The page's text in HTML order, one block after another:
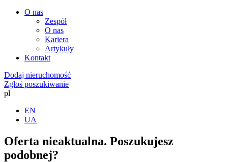
O nas
Zespół
O nas
Kariera
Artykuły
Kontakt
Dodaj nieruchomość
Zgłoś poszukiwanie
pl
EN
UA
Oferta nieaktualna. Poszukujesz
podobnej?